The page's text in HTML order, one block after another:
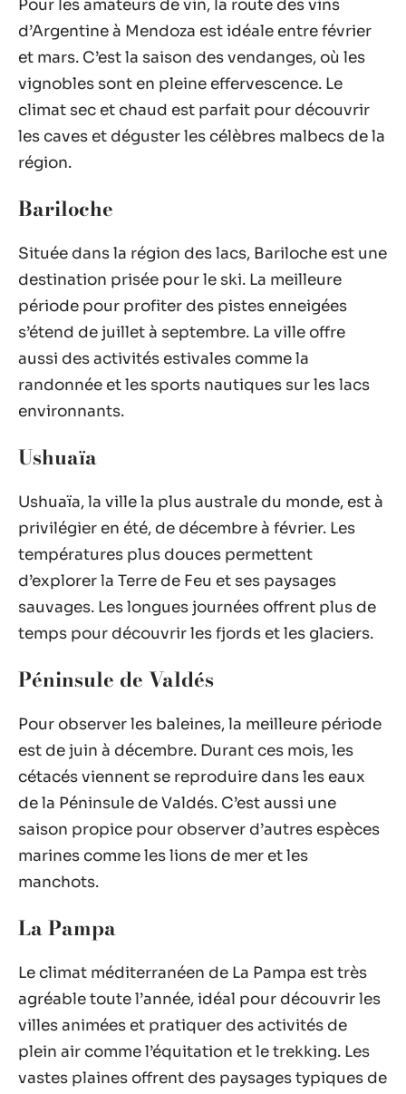
Pour les amateurs de vin, la route des vins
d’Argentine à Mendoza est idéale entre février
et mars. C’est la saison des vendanges, où les
vignobles sont en pleine effervescence. Le
climat sec et chaud est parfait pour découvrir
les caves et déguster les célèbres malbecs de la
région.
Bariloche
Située dans la région des lacs, Bariloche est une
destination prisée pour le ski. La meilleure
période pour profiter des pistes enneigées
s’étend de juillet à septembre. La ville offre
aussi des activités estivales comme la
randonnée et les sports nautiques sur les lacs
environnants.
Ushuaïa
Ushuaïa, la ville la plus australe du monde, est à
privilégier en été, de décembre à février. Les
températures plus douces permettent
d’explorer la Terre de Feu et ses paysages
sauvages. Les longues journées offrent plus de
temps pour découvrir les fjords et les glaciers.
Péninsule de Valdés
Pour observer les baleines, la meilleure période
est de juin à décembre. Durant ces mois, les
cétacés viennent se reproduire dans les eaux
de la Péninsule de Valdés. C’est aussi une
saison propice pour observer d’autres espèces
marines comme les lions de mer et les
manchots.
La Pampa
Le climat méditerranéen de La Pampa est très
agréable toute l’année, idéal pour découvrir les
villes animées et pratiquer des activités de
plein air comme l’équitation et le trekking. Les
vastes plaines offrent des paysages typiques de